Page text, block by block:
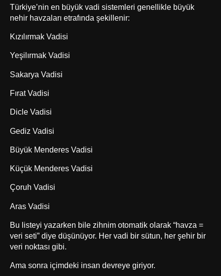
Türkiye’nin en büyük vadi sistemleri genellikle büyük
nehir havzaları etrafında şekillenir:
Kızılırmak Vadisi
Yeşilırmak Vadisi
Sakarya Vadisi
Fırat Vadisi
Dicle Vadisi
Gediz Vadisi
Büyük Menderes Vadisi
Küçük Menderes Vadisi
Çoruh Vadisi
Aras Vadisi
Bu listeyi yazarken bile zihnim otomatik olarak “havza =
veri seti” diye düşünüyor. Her vadi bir sütun, her şehir bir
veri noktası gibi.
Ama sonra içimdeki insan devreye giriyor.